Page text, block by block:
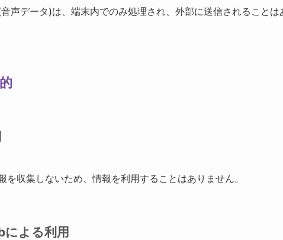
声データ)は、端末内でのみ処理され、外部に送信されることは
を収集しないため、情報を利用することはありません。
よる利用